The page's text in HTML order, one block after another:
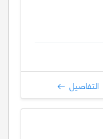
التفاصيل